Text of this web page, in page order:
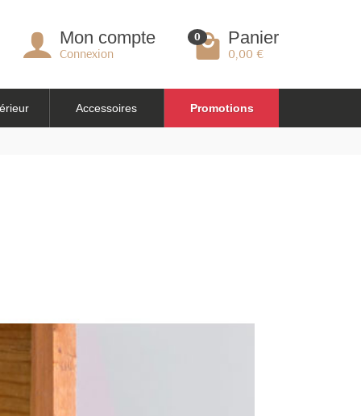
Mon compte
Connexion
0 Panier
0,00 €
Accessoires Promotions